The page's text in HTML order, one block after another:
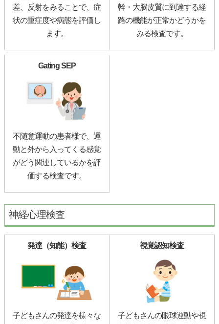
差、反射をみることで、症
状の重症度や病態を評価し
ます。
幹・大脳皮質に到達する経
路の機能が正常かどうかを
みる検査です。
Gating SEP
不随意運動の患者様で、運
動と外から入ってくる感覚
がどう関連しているかを評
価する検査です。
神経心理検査
発達（知能）検査
子どもさんの発達を様々な
視覚認知検査
子どもさんの眼球運動や視